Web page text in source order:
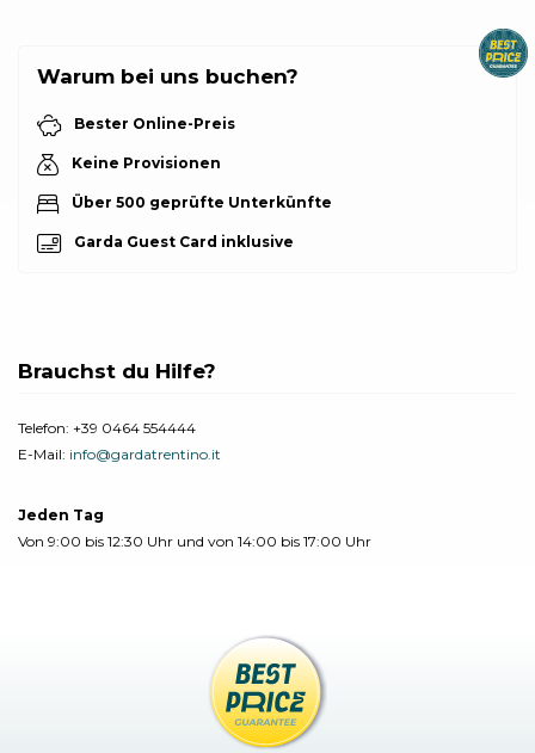
Warum bei uns buchen?
Bester Online-Preis
Keine Provisionen
Über 500 geprüfte Unterkünfte
Garda Guest Card inklusive
Brauchst du Hilfe?
Telefon: +39 0464 554444
E-Mail: info@gardatrentino.it
Jeden Tag
Von 9:00 bis 12:30 Uhr und von 14:00 bis 17:00 Uhr